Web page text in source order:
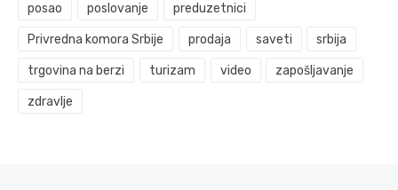
posao poslovanje preduzetnici
Privredna komora Srbije prodaja saveti srbija
trgovina na berzi turizam video zapošljavanje
zdravlje